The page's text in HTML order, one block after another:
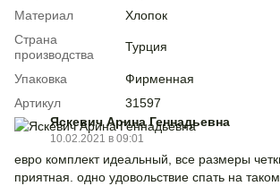
Материал
Хлопок
Страна
производства
Турция
Упаковка
Фирменная
Артикул
31597
Яскевич Арина Геннадьевна
10.02.2021 в 09:01
евро комплект идеальный, все размеры
приятная. одно удовольствие спать на